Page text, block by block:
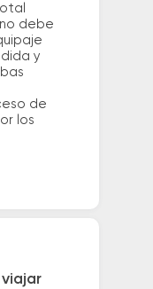
debe
y
de
los